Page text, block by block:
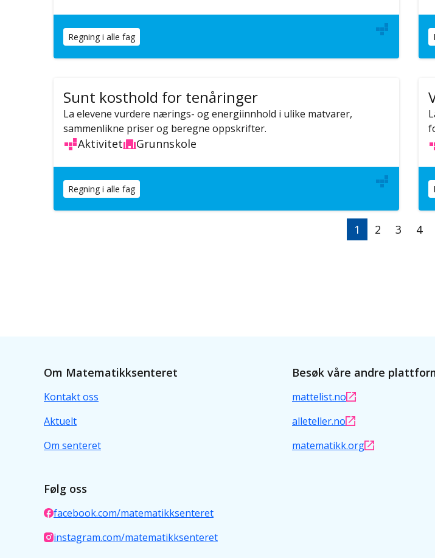
Regning i alle fag
Sunt kosthold for tenåringer
La elevene vurdere nærings- og energiinnhold i ulike matvarer,
sammenlikne priser og beregne oppskrifter.
Aktivitet Grunnskole
Regning i alle fag
Nåværende
1 Side
2 Side
3 4
Om Matematikksenteret
Kontakt oss
Aktuelt
Om senteret
Besøk våre andre
mattelist.no
alleteller.no
matematikk.org
Følg oss
facebook.com/matematikksenteret
instagram.com/matematikksenteret